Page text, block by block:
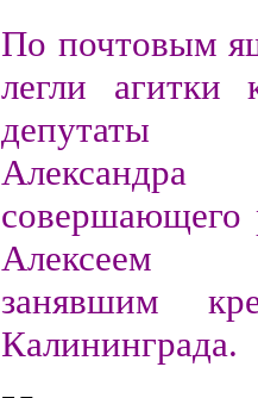
По почтовым
легли агитки
депутаты
совершающего
Алексеем
занявшим
Калининграда.